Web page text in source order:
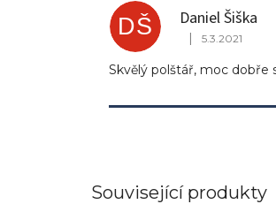
Související produkty
o
c
e
n
í
DŠ Daniel Šiška
Hodnocení
| 5.3.2021
Skvělý polštář, moc dobře